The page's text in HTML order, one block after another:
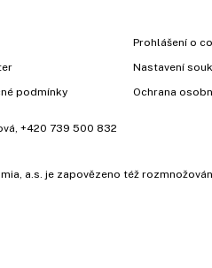
podmínky
Prohlášení o
Nastavení
Ochrana
+420 739 500 832
a.s. je zapovězeno též